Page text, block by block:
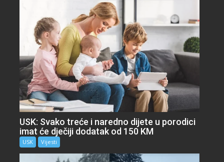
USK: Svako treće i naredno dijete u porodici
imat će dječiji dodatak od 150 KM
USK Vijesti